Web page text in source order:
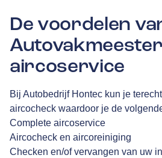
De voordelen
Autovakmeester
aircoservice
Bij Autobedrijf Hontec kun je
aircocheck waardoor je de
Complete aircoservice
Aircocheck en aircoreiniging
Checken en/of vervangen van uw